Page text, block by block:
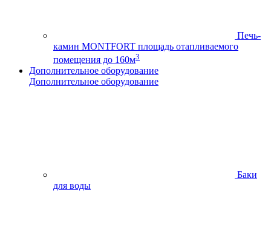
Печь-
камин MONTFORT площадь отапливаемого
помещения до 160м3
Дополнительное оборудование
Дополнительное оборудование
Баки
для воды